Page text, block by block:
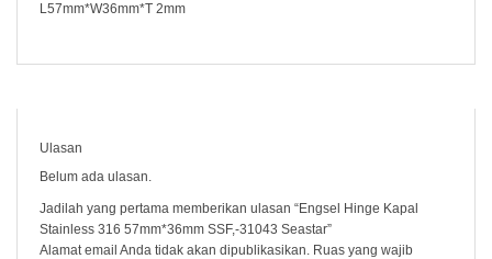
L57mm*W36mm*T 2mm
Ulasan
Belum ada ulasan.
Jadilah yang pertama memberikan ulasan “Engsel Hinge Kapal
Stainless 316 57mm*36mm SSF,-31043 Seastar”
Alamat email Anda tidak akan dipublikasikan. Ruas yang wajib